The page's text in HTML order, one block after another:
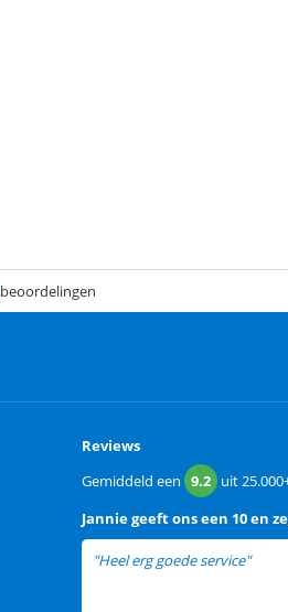
beoordelingen
Reviews
Gemiddeld een 9.2 uit
Janniegeeft ons een 10 en
"Heel erg goede service"